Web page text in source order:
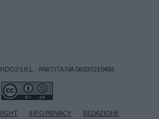
S.R.L. - PARTITA IVA 06039210486
INFO PRIVACY REDAZIONE